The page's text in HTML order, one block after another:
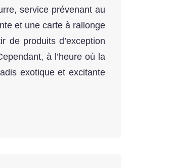
service prévenant au
et une carte à rallonge
de produits d’exception
à l’heure où la
exotique et excitante